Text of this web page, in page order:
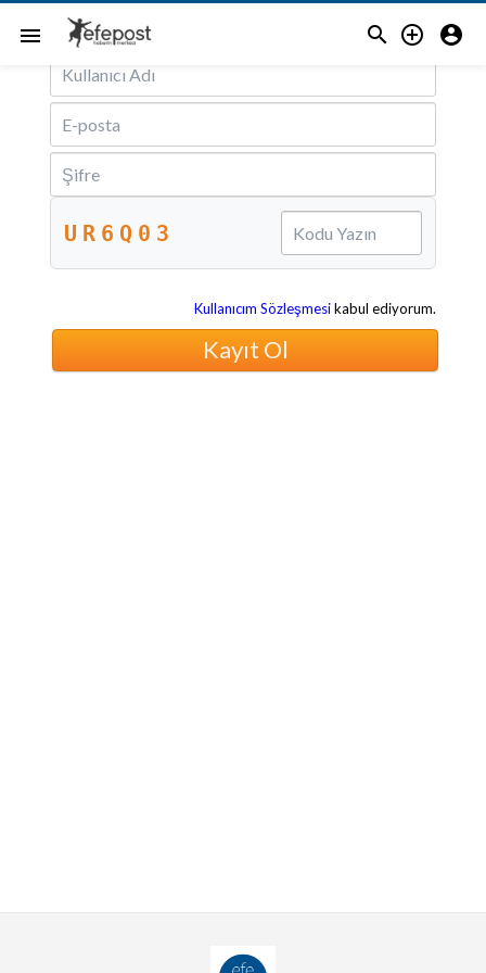
menu   
Email ile Kayıt Ol
UR6Q03
Kullanıcım Sözleşmesikabul ediyorum.
Kayıt Ol